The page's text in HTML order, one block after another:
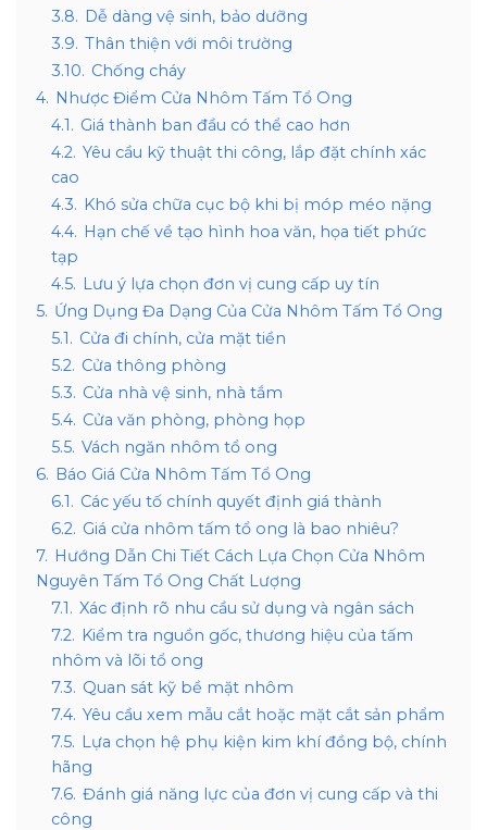
3.8. Dễ dàng vệ sinh, bảo dưỡng
3.9. Thân thiện với môi trường
3.10. Chống cháy
4. Nhược Điểm Cửa Nhôm Tấm Tổ Ong
4.1. Giá thành ban đầu có thể cao hơn
4.2. Yêu cầu kỹ thuật thi công, lắp đặt chính xác
cao
4.3. Khó sửa chữa cục bộ khi bị móp méo nặng
4.4. Hạn chế về tạo hình hoa văn, họa tiết phức
tạp
4.5. Lưu ý lựa chọn đơn vị cung cấp uy tín
5. Ứng Dụng Đa Dạng Của Cửa Nhôm Tấm Tổ Ong
5.1. Cửa đi chính, cửa mặt tiền
5.2. Cửa thông phòng
5.3. Cửa nhà vệ sinh, nhà tắm
5.4. Cửa văn phòng, phòng họp
5.5. Vách ngăn nhôm tổ ong
6. Báo Giá Cửa Nhôm Tấm Tổ Ong
6.1. Các yếu tố chính quyết định giá thành
6.2. Giá cửa nhôm tấm tổ ong là bao nhiêu?
7. Hướng Dẫn Chi Tiết Cách Lựa Chọn Cửa Nhôm
Nguyên Tấm Tổ Ong Chất Lượng
7.1. Xác định rõ nhu cầu sử dụng và ngân sách
7.2. Kiểm tra nguồn gốc, thương hiệu của tấm
nhôm và lõi tổ ong
7.3. Quan sát kỹ bề mặt nhôm
7.4. Yêu cầu xem mẫu cắt hoặc mặt cắt sản phẩm
7.5. Lựa chọn hệ phụ kiện kim khí đồng bộ, chính
hãng
7.6. Đánh giá năng lực của đơn vị cung cấp và thi
công